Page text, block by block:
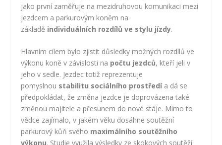
jako první zaměřuje na mezidruhovou komunikaci mezi
jezdcem a parkurovým koněm na
základě individuálních rozdílů ve stylu jízdy.
Hlavním cílem bylo zjistit důsledky možných rozdílů ve
výkonu koně v závislosti na počtu jezdců, kteří jeli v
jeho v sedle. Jezdec totiž reprezentuje
pomyslnou stabilitu sociálního prostředía dá se
předpokládat, že změna jezdce je doprovázena také
změnou majitele a přesunem do nové stáje. Mimo to
vědce zajímalo, v jakém věku dosáhne soutěžní
parkurový kůň svého maximálního soutěžního
výkonu. Studie využila výsledky ze skokových soutěží